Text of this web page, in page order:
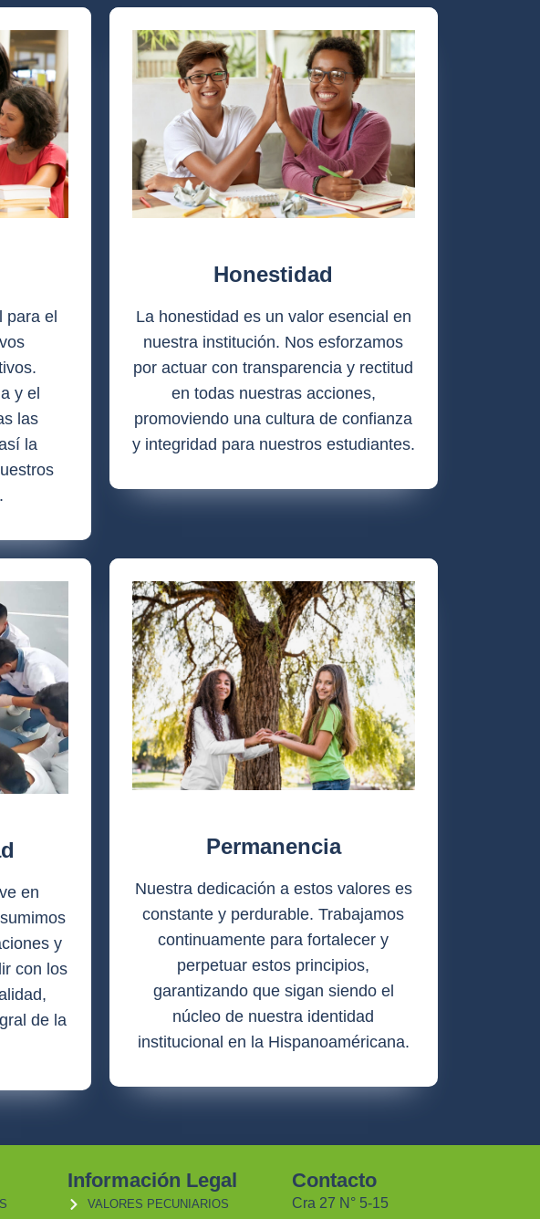
para el
y el
las
la
Honestidad
La honestidad es un valor esencial en
nuestra institución. Nos esforzamos
por actuar con transparencia y rectitud
en todas nuestras acciones,
promoviendo una cultura de confianza
y integridad para nuestros estudiantes.
en
y
con los
de la
Permanencia
Nuestra dedicación a estos valores es
constante y perdurable. Trabajamos
continuamente para fortalecer y
perpetuar estos principios,
garantizando que sigan siendo el
núcleo de nuestra identidad
institucional en la Hispanoaméricana.
Información Legal
VALORES PECUNIARIOS
Contacto
Cra 27 N° 5-15